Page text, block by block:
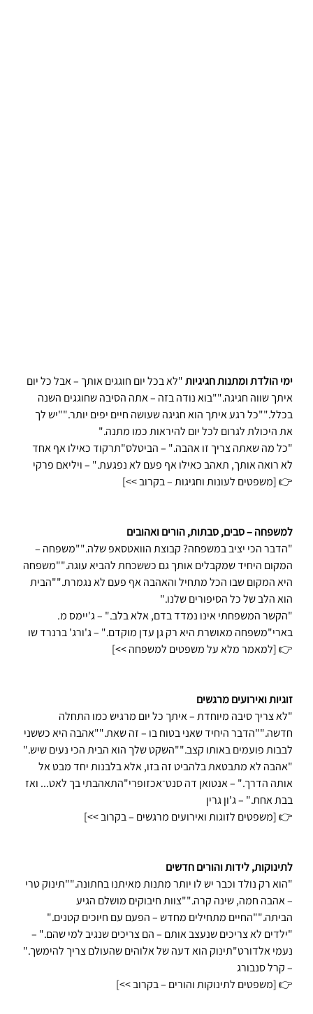
ימי הולדת ומתנות חגיגיות "לא בכל יום חוגגים אותך – אבל כל יום
איתך שווה חגיגה.""בוא נודה בזה – אתה הסיבה שחוגגים השנה
בכלל.""כל רגע איתך הוא חגיגה שעושה חיים יפים יותר.""יש לך
את היכולת לגרום לכל יום להיראות כמו מתנה."
"כל מה שאתה צריך זו אהבה." – הביטלס"תרקוד כאילו אף אחד
לא רואה אותך, תאהב כאילו אף פעם לא נפגעת." – ויליאם פרקי
👉 [משפטים לעונות וחגיגות – בקרוב >>]
למשפחה – סבים, סבתות, הורים ואהובים
"הדבר הכי יציב במשפחה? קבוצת הוואטסאפ שלה.""משפחה –
המקום היחיד שמקבלים אותך גם כששכחת להביא עוגה.""משפחה
היא המקום שבו הכל מתחיל והאהבה אף פעם לא נגמרת.""הבית
הוא הלב של כל הסיפורים שלנו."
"הקשר המשפחתי אינו נמדד בדם, אלא בלב." – ג'יימס מ.
בארי"משפחה מאושרת היא רק גן עדן מוקדם." – ג'ורג' ברנרד שו
👉 [למאמר מלא על משפטים למשפחה >>]
זוגיות ואירועים מרגשים
"לא צריך סיבה מיוחדת – איתך כל יום מרגיש כמו התחלה
חדשה.""הדבר היחיד שאני בטוח בו – זה שאת.""אהבה היא כששני
לבבות פועמים באותו קצב.""השקט שלך הוא הבית הכי נעים שיש."
"אהבה לא מתבטאת בלהביט זה בזו, אלא בלבנות יחד מבט אל
אותה הדרך." – אנטואן דה סנט־אכזופרי"התאהבתי בך לאט... ואז
בבת אחת." – ג'ון גרין
👉 [משפטים לזוגות ואירועים מרגשים – בקרוב >>]
לתינוקות, לידות והורים חדשים
"הוא רק נולד וכבר יש לו יותר מתנות מאיתנו בחתונה.""תינוק טרי
– אהבה חמה, שינה קרה.""צוות חיבוקים מושלם הגיע
הביתה.""החיים מתחילים מחדש – הפעם עם חיוכים קטנים."
"ילדים לא צריכים שנעצב אותם – הם צריכים שנגיב למי שהם." –
נעמי אלדורט"תינוק הוא דעה של אלוהים שהעולם צריך להימשך."
– קרל סנבורג
👉 [משפטים לתינוקות והורים – בקרוב >>]